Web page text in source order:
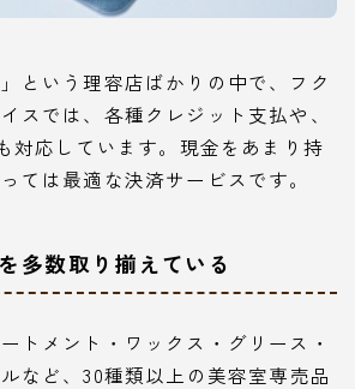
という理容店ばかりの中で、フク
スでは、各種クレジット支払や、
対応しています。現金をあまり持
ては最適な決済サービスです。
多数取り揃えている
トメント・ワックス・グリース・
など、30種類以上の美容室専売品